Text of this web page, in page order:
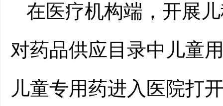
在医疗机构端，开展
对药品供应目录中儿童
儿童专用药进入医院打